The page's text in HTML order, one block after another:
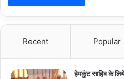
Recent Popular
हेमकुंट साहिब के